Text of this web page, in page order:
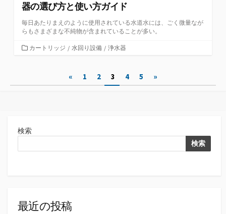
器の選び方と使い方ガイド
毎日あたりまえのように使用されている水道水には、ごく微量なが
らもさまざまな不純物が含まれていることが多い。
カ
ー
カートリッジ / 水回り設備 / 浄水器
ペ
り
« 1 2 3 4 5 »
検索
検索
最近の投稿